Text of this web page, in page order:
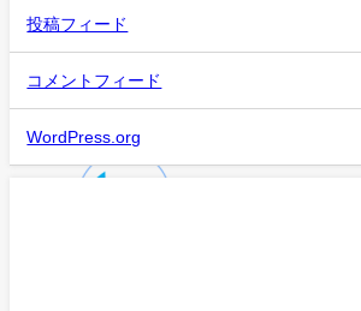
投稿フィード
コメントフィード
WordPress.org